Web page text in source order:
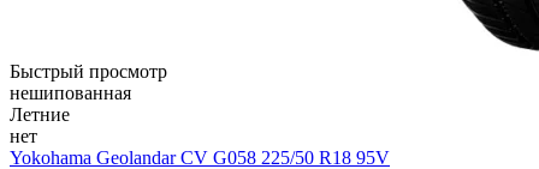
Быстрый просмотр
нешипованная
Летние
нет
Yokohama Geolandar CV G058 225/50 R18 95V